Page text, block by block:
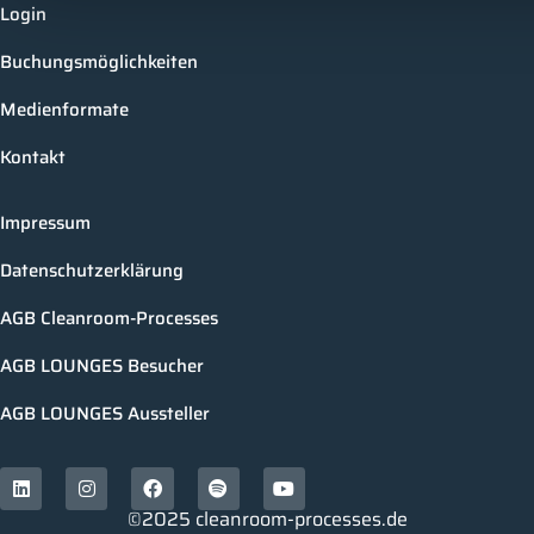
Login
Buchungsmöglichkeiten
Medienformate
Kontakt
Impressum
Datenschutzerklärung
AGB Cleanroom-Processes
AGB LOUNGES Besucher
AGB LOUNGES Aussteller
©2025 cleanroom-processes.de